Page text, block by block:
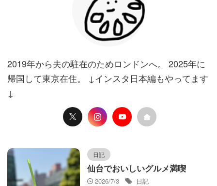
2019年から夫の駐在のためロンドンへ。 2025年に
帰国して東京在住。 ↓インスタ日本編もやってます
↓
日記
仙台でおいしいグルメ満喫
2026/7/3
日記